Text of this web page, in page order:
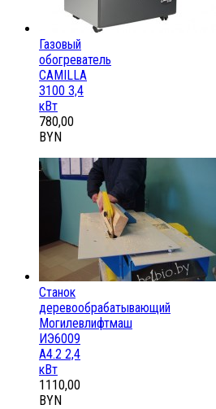
Газовый
обогреватель
CAMILLA
3100 3,4
кВт
780,00
BYN
Станок
деревообрабатывающий
Могилевлифтмаш
ИЭ6009
А4.2 2,4
кВт
1110,00
BYN